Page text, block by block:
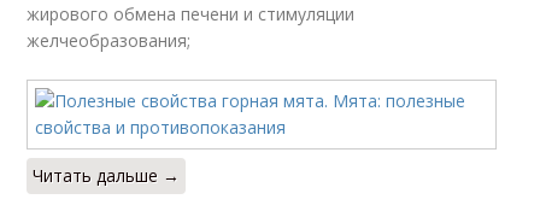
жирового обмена печени и стимуляции
желчеобразования;
Читать дальше →